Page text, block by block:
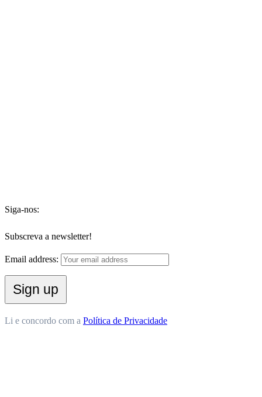
Siga-nos:
Subscreva a newsletter!
Email address:
Li e concordo com a Política de Privacidade